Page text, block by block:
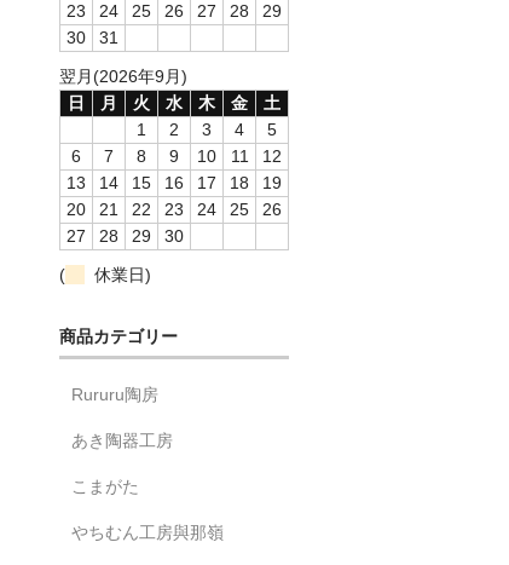
23
24 25 26 27 28
29
30
31
翌月(2026年9月)
日
月 火 水 木 金
土
1
2 3 4
5
6
7 8 9 10 11
12
13
14 15 16 17 18
19
20
21 22 23 24 25
26
27
28 29
30
(
休業日)
商品カテゴリー
Rururu陶房
あき陶器工房
こまがた
やちむん工房與那嶺